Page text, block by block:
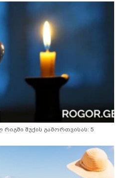
შუქის გამორთვისას: 5